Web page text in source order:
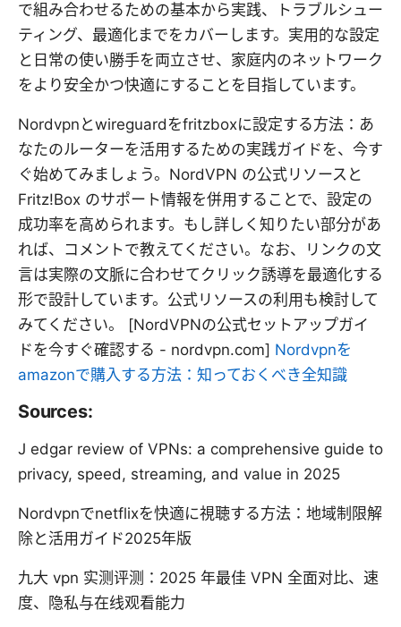
で組み合わせるための基本から実践、トラブルシュー
ティング、最適化までをカバーします。実用的な設定
と日常の使い勝手を両立させ、家庭内のネットワーク
をより安全かつ快適にすることを目指しています。
Nordvpnとwireguardをfritzboxに設定する方法：あ
なたのルーターを活用するための実践ガイドを、今す
ぐ始めてみましょう。NordVPN の公式リソースと
Fritz!Box のサポート情報を併用することで、設定の
成功率を高められます。もし詳しく知りたい部分があ
れば、コメントで教えてください。なお、リンクの文
言は実際の文脈に合わせてクリック誘導を最適化する
形で設計しています。公式リソースの利用も検討して
みてください。 [NordVPNの公式セットアップガイ
ドを今すぐ確認する - nordvpn.com] Nordvpnを
amazonで購入する方法：知っておくべき全知識
Sources:
J edgar review of VPNs: a comprehensive guide to
privacy, speed, streaming, and value in 2025
Nordvpnでnetflixを快適に視聴する方法：地域制限解
除と活用ガイド2025年版
九大 vpn 实测评测：2025 年最佳 VPN 全面对比、速
度、隐私与在线观看能力